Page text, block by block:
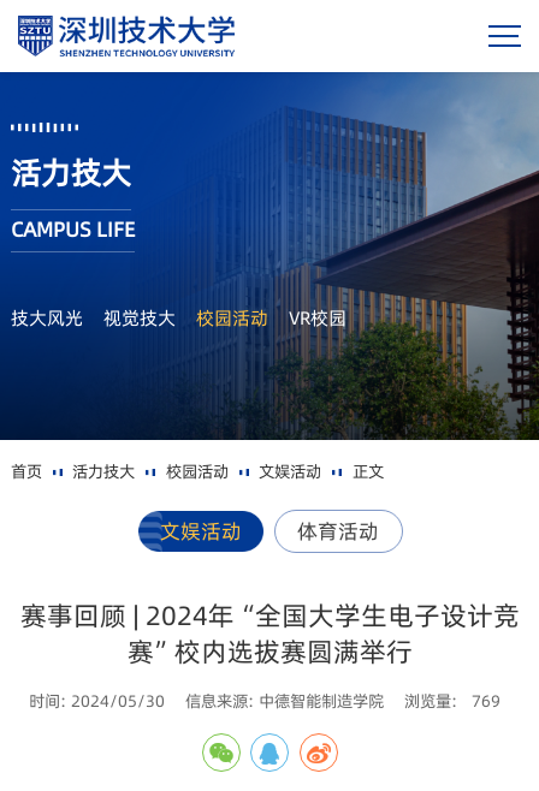
活力技大
CAMPUS LIFE
技大风光 视觉技大 校园活动 VR校园
首页 活力技大 校园活动 文娱活动 正文
文娱活动 体育活动
赛事回顾 | 2024年“全国大学生电子设计竞
赛”校内选拔赛圆满举行
时间: 2024/05/30 信息来源: 中德智能制造学院 浏览量: 769